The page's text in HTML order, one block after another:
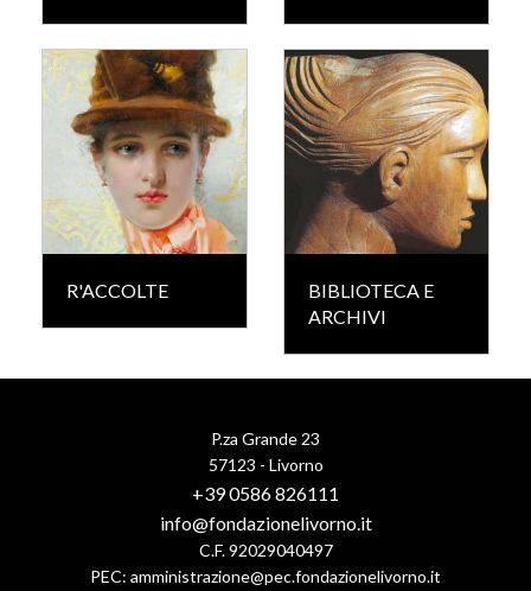
R'ACCOLTE
BIBLIOTECA E
ARCHIVI
P.za Grande 23
57123 - Livorno
+39 0586 826111
info@fondazionelivorno.it
C.F. 92029040497
PEC: amministrazione@pec.fondazionelivorno.it